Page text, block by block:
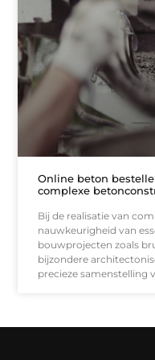
Online beton
complexe
Bij de realisatie van
nauwkeurigheid van
bouwprojecten zoals
bijzondere
precieze samenstelling